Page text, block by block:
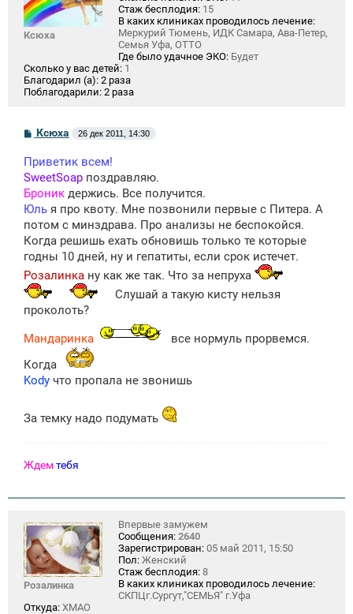
Ксюха
Стаж бесплодия: 15
В каких клиниках проводилось лечение:
Меркурий Тюмень, ИДК Самара, Ава-Петер,
Семья Уфа, ОТТО
Где было удачное ЭКО: Будет
Сколько у вас детей: 1
Благодарил (а): 2 раза
Поблагодарили: 2 раза
С
о
б
щ
н
и
Ксюха 26 дек 2011, 14:30
Приветик всем!
SweetSoap поздравляю.
Броник держись. Все получится.
Юль я про квоту. Мне позвонили первые с Питера. А
потом с минздрава. Про анализы не беспокойся.
Когда решишь ехать обновишь только те которые
годны 10 дней, ну и гепатиты, если срок истечет.
Розалинка ну как же так. Что за непруха
Слушай а такую кисту нельзя
проколоть?
Мандаринка
все нормуль прорвемся.
Когда
Kody что пропала не звонишь
За темку надо подумать
Ждемтебя
Розалинка
Впервые замужем
Сообщения: 2640
Зарегистрирован: 05 май 2011, 15:50
Пол: Женский
Стаж бесплодия: 8
В каких клиниках проводилось лечение:
СКПЦг.Сургут,"СЕМЬЯ" г.Уфа
Откуда: ХМАО